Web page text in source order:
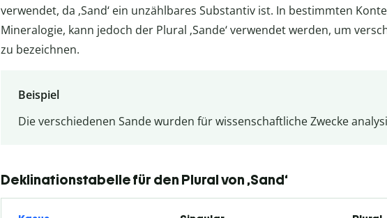
verwendet, da ‚Sand‘ ein unzählbares Substantiv ist. In bestimmten
Mineralogie, kann jedoch der Plural ‚Sande‘ verwendet werden, um
zu bezeichnen.
Beispiel
Die verschiedenen Sande wurden für wissenschaftliche Zwecke
Deklinationstabelle für den Plural von ‚Sand‘